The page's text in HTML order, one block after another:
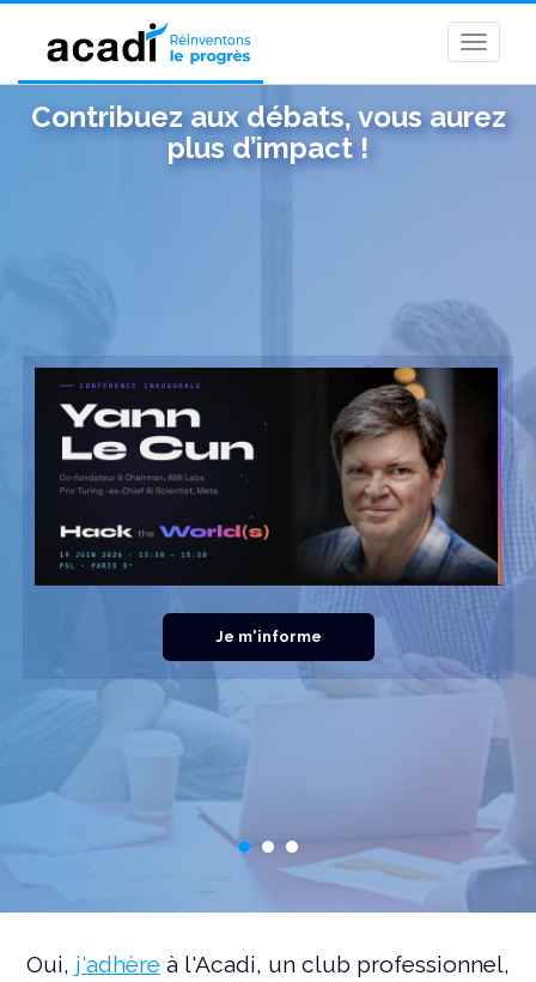
Toggle
Association
ACADI
Contribuez aux débats, vous aurez
plus d’impact !
Je m'informe
Oui, j'adhère à l'Acadi, un club professionnel,